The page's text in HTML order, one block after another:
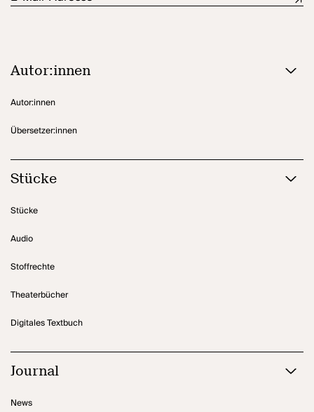
Orte aus dem kollektiven Gedächtnis einer Stadt eine besondere
Autor:innen
Autor:innen
Übersetzer:innen
Stücke
Stücke
Audio
Stoffrechte
Theaterbücher
Digitales Textbuch
Journal
News